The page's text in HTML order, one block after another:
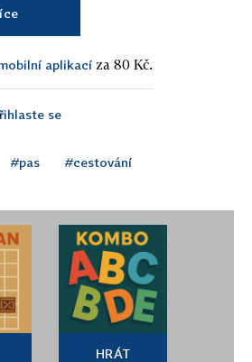
aplikací za 80 Kč.
se
#pas #cestování
HRÁT